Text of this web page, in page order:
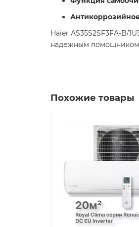
Haier AS35S2SF3FA-B/
надежным помощником
Похожие товары